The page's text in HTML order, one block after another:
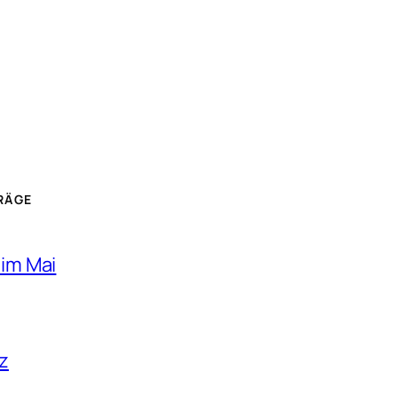
Mai